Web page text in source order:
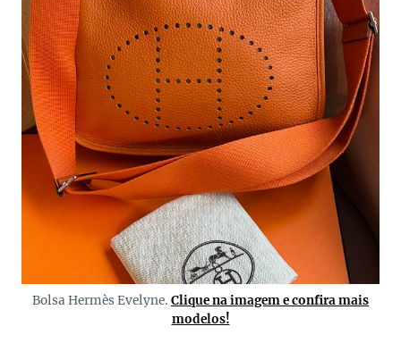
Bolsa Hermès Evelyne. Clique na imagem e confira mais
modelos!